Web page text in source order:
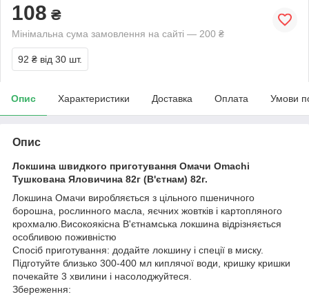
108 ₴
Мінімальна сума замовлення на сайті — 200 ₴
92 ₴ від 30 шт.
Опис Характеристики Доставка Оплата Умови
Опис
Локшина швидкого приготування Омачи Omachi
Тушкована Яловичина 82г (В'єтнам) 82г.
Локшина Омачи виробляється з цільного пшеничного
борошна, рослинного масла, яєчних жовтків і картопляного
крохмалю.Високоякісна В'єтнамська локшина відрізняється
особливою поживністю
Спосіб приготування: додайте локшину і спеції в миску.
Підготуйте близько 300-400 мл киплячої води, кришку кришки
почекайте 3 хвилини і насолоджуйтеся.
Збереження: